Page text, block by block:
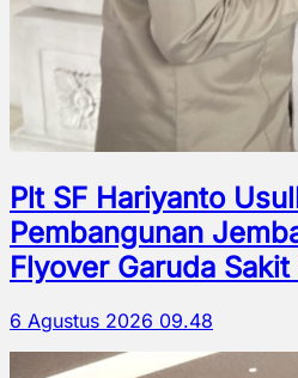
Plt SF Hariyanto
Pembangunan
Flyover Garuda
6 Agustus 2026 09.48